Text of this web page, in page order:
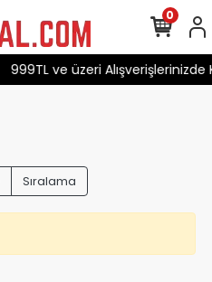
999TL ve üzeri Alışverişlerinizde
0
Sıralama